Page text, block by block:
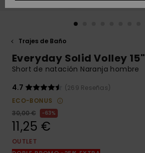
conversación
Encuentra
respuestas a
las preguntas
contacto.
Trajes de Baño
Everyday Solid Volley 15"
Short de natación Naranja hombre
4.7
(269 Reseñas)
ECO-BONUS
30,00 €
63%
11,25 €
OUTLET